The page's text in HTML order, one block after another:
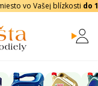
vo Vašej blízkosti do